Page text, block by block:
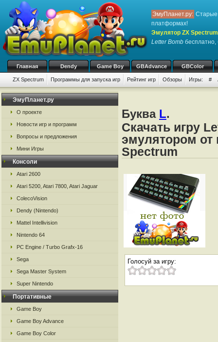
ЭмуПланет.ру: Старые
платформах!
Эмулятор ZX
Letter Bomb бесплатно,
Главная Dendy Game Boy GBAdvance GBColor
ZX Spectrum Программы для запуска игр Рейтинг игр Обзоры Игры: #
ЭмуПланет.ру
О проекте
Новости игр и программ
Вопросы и предложения
Мини Игры
Консоли
Atari 2600
Atari 5200, Atari 7800, Atari Jaguar
ColecoVision
Dendy (Nintendo)
Mattel Intellivision
Nintendo 64
PC Engine / Turbo Grafx-16
Sega
Sega Master System
Super Nintendo
Портативные
Game Boy
Game Boy Advance
Game Boy Color
Буква L.
Скачать игру
эмулятором от
Spectrum
Голосуй за игру: